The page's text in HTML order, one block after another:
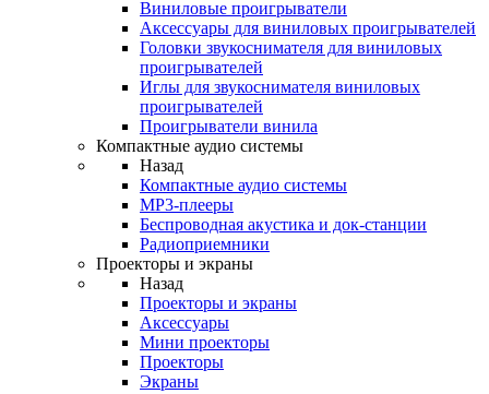
Виниловые проигрыватели
Аксессуары для виниловых проигрывателей
Головки звукоснимателя для виниловых
проигрывателей
Иглы для звукоснимателя виниловых
проигрывателей
Проигрыватели винила
Компактные аудио системы
Назад
Компактные аудио системы
MP3-плееры
Беспроводная акустика и док-станции
Радиоприемники
Проекторы и экраны
Назад
Проекторы и экраны
Аксессуары
Мини проекторы
Проекторы
Экраны